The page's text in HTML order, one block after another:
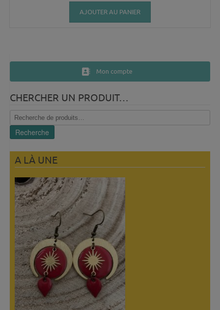
AJOUTER AU PANIER
Mon compte
CHERCHER UN PRODUIT…
Recherche
pour :
Recherche
A LÀ UNE